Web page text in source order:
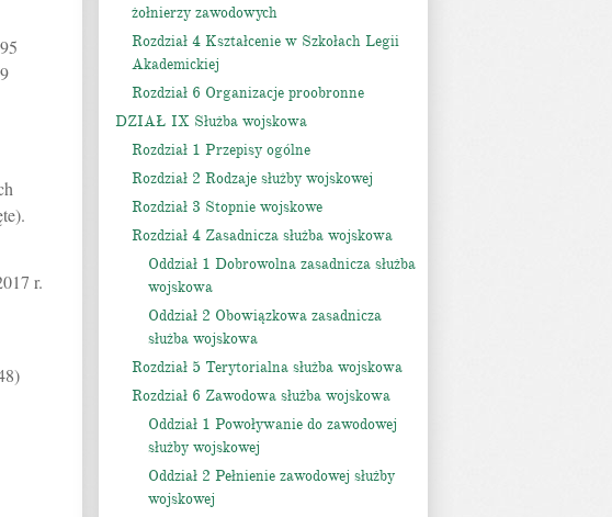
r.
żołnierzy zawodowych
Rozdział 4 Kształcenie w Szkołach Legii
Akademickiej
Rozdział 6 Organizacje proobronne
DZIAŁ IX Służba wojskowa
Rozdział 1 Przepisy ogólne
Rozdział 2 Rodzaje służby wojskowej
Rozdział 3 Stopnie wojskowe
Rozdział 4 Zasadnicza służba wojskowa
Oddział 1 Dobrowolna zasadnicza służba
wojskowa
Oddział 2 Obowiązkowa zasadnicza
służba wojskowa
Rozdział 5 Terytorialna służba wojskowa
Rozdział 6 Zawodowa służba wojskowa
Oddział 1 Powoływanie do zawodowej
służby wojskowej
Oddział 2 Pełnienie zawodowej służby
wojskowej